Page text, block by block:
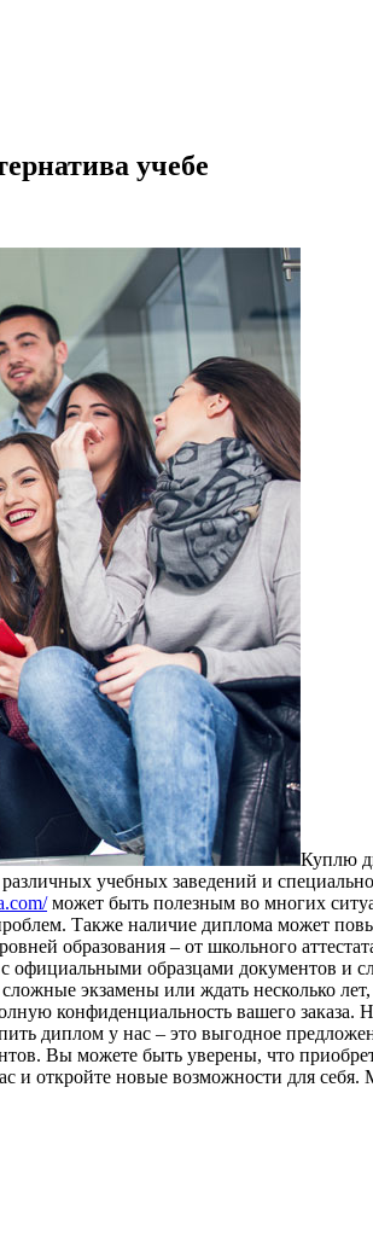
учебе
Куплю
учебных заведений и
может быть полезным во многих
Также наличие диплома может
образования – от школьного
образцами документов и
экзамены или ждать несколько
конфиденциальность вашего
диплом у нас – это выгодное
Вы можете быть уверены, что
и откройте новые возможности для